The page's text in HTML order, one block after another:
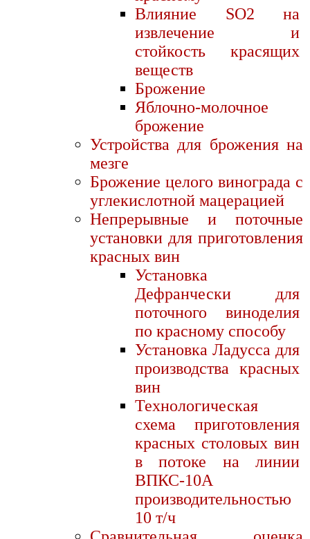
Влияние SO2 на
извлечение и
стойкость красящих
веществ
Брожение
Яблочно-молочное
брожение
Устройства для брожения на
мезге
Брожение целого винограда с
углекислотной мацерацией
Непрерывные и поточные
установки для приготовления
красных вин
Установка
Дефранчески для
поточного виноделия
по красному способу
Установка Ладусса для
производства красных
вин
Технологическая
схема приготовления
красных столовых вин
в потоке на линии
ВПКС-10А
производительностью
10 т/ч